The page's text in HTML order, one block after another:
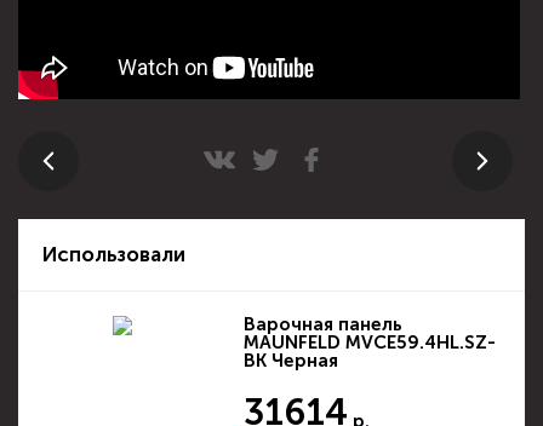
Использовали
Варочная панель
MAUNFELD MVCE59.4HL.SZ-
BK Черная
31614